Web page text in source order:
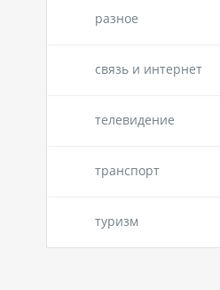
разное
связь и интернет
телевидение
транспорт
туризм